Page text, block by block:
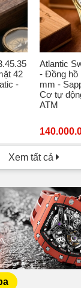
42
-
Atlantic
- Đồng hồ
mm -
Cơ tự
ATM
Xem tất cả